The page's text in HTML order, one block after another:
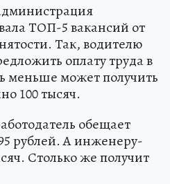
ТОП-5 вакансий от
Так, водителю
оплату труда в
меньше может получить
100 тысяч.
обещает
рублей. А инженеру-
Столько же получит